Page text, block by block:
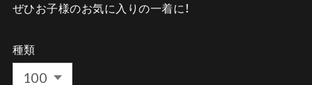
ぜひお子様のお気に入りの一着に！
種類